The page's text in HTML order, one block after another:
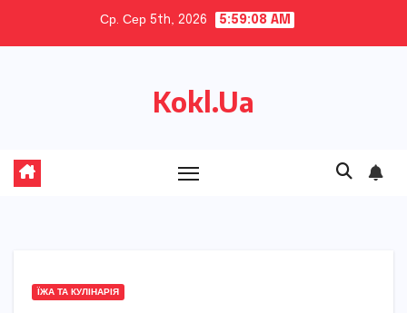
Ср. Сер 5th, 2026 5:59:09 AM
Kokl.Ua
ЇЖА ТА КУЛІНАРІЯ